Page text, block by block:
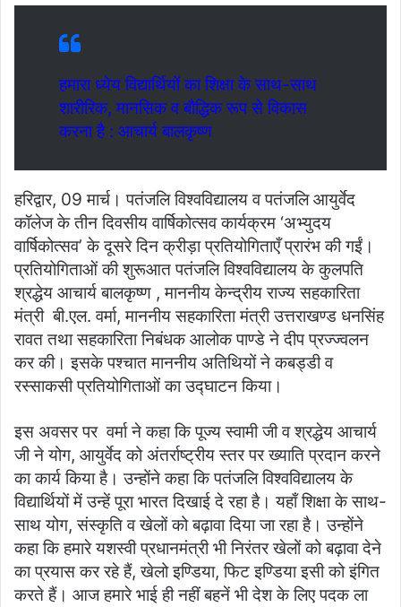
हमारा ध्येय विद्यार्थियों का शिक्षा के साथ-साथ
शारीरिक, मानसिक व बौद्धिक रूप से विकास
करना है : आचार्य बालकृष्ण
हरिद्वार, 09 मार्च। पतंजलि विश्वविद्यालय व पतंजलि आयुर्वेद
कॉलेज के तीन दिवसीय वार्षिकोत्सव कार्यक्रम ‘अभ्युदय
वार्षिकोत्सव’ के दूसरे दिन क्रीड़ा प्रतियोगिताएँ प्रारंभ की गईं।
प्रतियोगिताओं की शुरूआत पतंजलि विश्वविद्यालय के कुलपति
श्रद्धेय आचार्य बालकृष्ण , माननीय केन्द्रीय राज्य सहकारिता
मंत्री बी.एल. वर्मा, माननीय सहकारिता मंत्री उत्तराखण्ड धनसिंह
रावत तथा सहकारिता निबंधक आलोक पाण्डे ने दीप प्रज्ज्वलन
कर की। इसके पश्चात माननीय अतिथियों ने कबड्डी व
रस्साकसी प्रतियोगिताओं का उद्घाटन किया।
इस अवसर पर वर्मा ने कहा कि पूज्य स्वामी जी व श्रद्धेय आचार्य
जी ने योग, आयुर्वेद को अंतर्राष्ट्रीय स्तर पर ख्याति प्रदान करने
का कार्य किया है। उन्होंने कहा कि पतंजलि विश्वविद्यालय के
विद्यार्थियों में उन्हें पूरा भारत दिखाई दे रहा है। यहाँ शिक्षा के साथ-
साथ योग, संस्कृति व खेलों को बढ़ावा दिया जा रहा है। उन्होंने
कहा कि हमारे यशस्वी प्रधानमंत्री भी निरंतर खेलों को बढ़ावा देने
का प्रयास कर रहे हैं, खेलो इण्डिया, फिट इण्डिया इसी को इंगित
करते हैं। आज हमारे भाई ही नहीं बहनें भी देश के लिए पदक ला